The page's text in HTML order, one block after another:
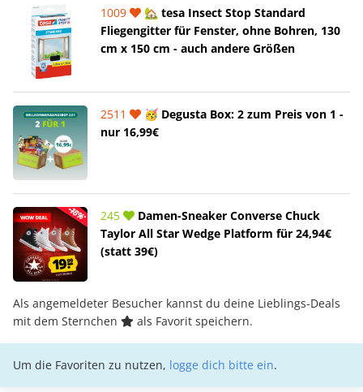
1009
🏡 tesa Insect Stop Standard
Fliegengitter für Fenster, ohne Bohren, 130
cm x 150 cm - auch andere Größen
2511
🥳 Degusta Box: 2 zum Preis von 1 -
nur 16,99€
245
Damen-Sneaker Converse Chuck
Taylor All Star Wedge Platform für 24,94€
(statt 39€)
Als angemeldeter Besucher kannst du deine Lieblings-Deals
mit dem Sternchen
als Favorit speichern.
Um die Favoriten zu nutzen, logge dich bitte ein.